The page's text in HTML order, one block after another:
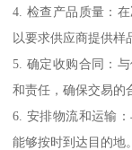
4. 检查产品质量：
以要求供应商提供样
5. 确定收购合同：
和责任，确保交易的
6. 安排物流和运输
能够按时到达目的地。